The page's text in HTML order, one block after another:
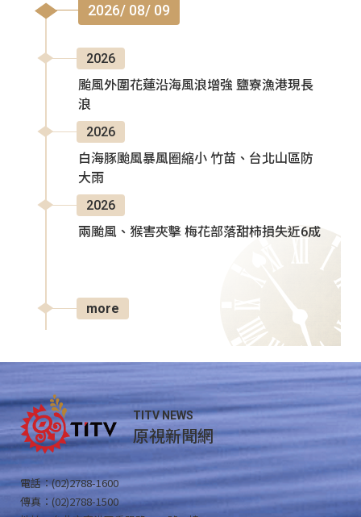
2026/ 08/ 09
2026
颱風外圍花蓮沿海風浪增強 鹽寮漁港現長
浪
2026
白海豚颱風暴風圈縮小 竹苗、台北山區防
大雨
2026
兩颱風、猴害夾擊 梅花部落甜柿損失近6成
more
TITV NEWS
原視新聞網
電話：(02)2788-1600
傳真：(02)2788-1500